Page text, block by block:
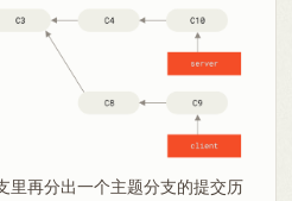
再分出一个主题分支的提交历